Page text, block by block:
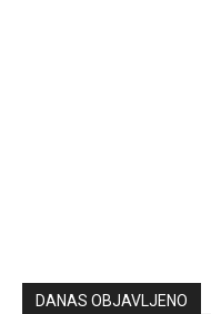
DANAS OBJAVLJENO